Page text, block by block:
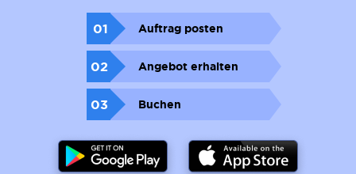
01 Auftrag posten
02 Angebot erhalten
03 Buchen